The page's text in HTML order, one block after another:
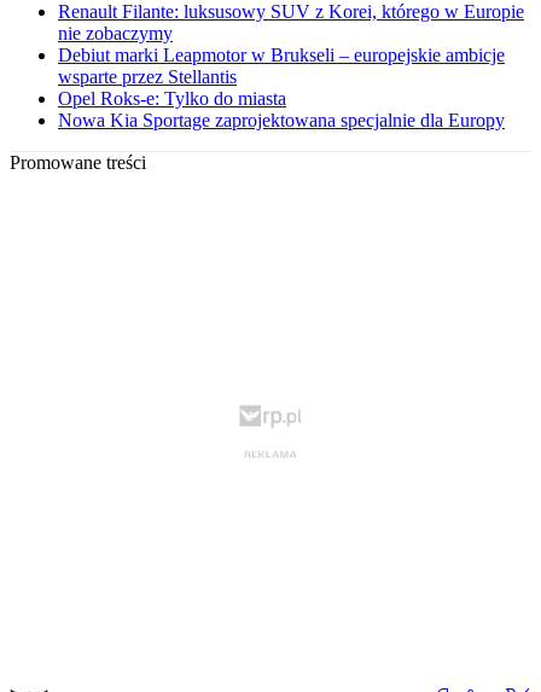
Renault Filante: luksusowy SUV z Korei, którego w Europie
nie zobaczymy
Debiut marki Leapmotor w Brukseli – europejskie ambicje
wsparte przez Stellantis
Opel Roks-e: Tylko do miasta
Nowa Kia Sportage zaprojektowana specjalnie dla Europy
Promowane treści